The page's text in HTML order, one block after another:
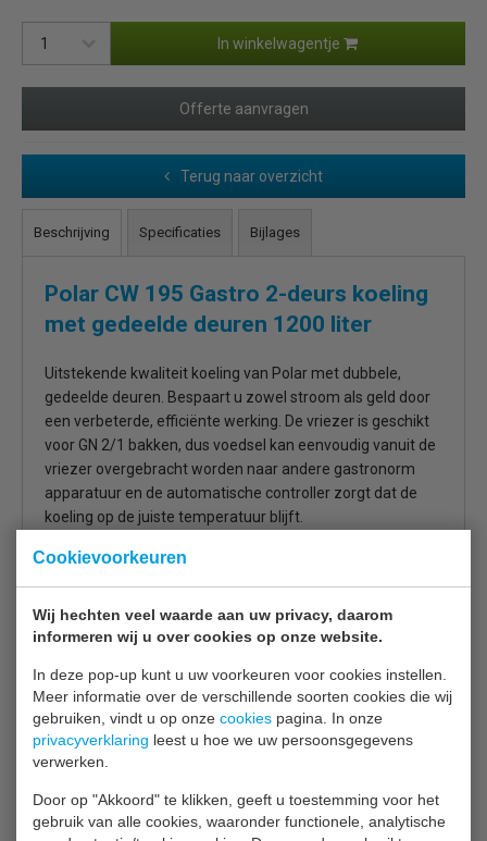
Cookievoorkeuren
Wij hechten veel waarde aan uw privacy, daarom
informeren wij u over cookies op onze website.
In deze pop-up kunt u uw voorkeuren voor cookies instellen.
Meer informatie over de verschillende soorten cookies die wij
gebruiken, vindt u op onze cookies pagina. In onze
privacyverklaring leest u hoe we uw persoonsgegevens
verwerken.
Door op "Akkoord" te klikken, geeft u toestemming voor het
gebruik van alle cookies, waaronder functionele, analytische
In winkelwagentje
Offerte aanvragen
Terug naar overzicht
Beschrijving Specificaties Bijlages
Polar CW 195 Gastro 2-deurs koeling
met gedeelde deuren 1200 liter
Uitstekende kwaliteit koeling van Polar met dubbele,
gedeelde deuren. Bespaart u zowel stroom als geld door
een verbeterde, efficiënte werking. De vriezer is geschikt
voor GN 2/1 bakken, dus voedsel kan eenvoudig vanuit de
vriezer overgebracht worden naar andere gastronorm
apparatuur en de automatische controller zorgt dat de
koeling op de juiste temperatuur blijft.
Polar G-serie keukenkoelingen zijn ontworpen voor
dagelijks gebruik in professionele keukens. Ze hebben een
sterke, duurzame constructie met hoogwaardige
compressoren. De G-serie is de perfecte keus als u een
leveren, ook bij vaak openen en sluiten. De G-serie
functioneert optimaal bij een omgevingstemperatuur tot
32°C.
Ventilator ondersteund
6 verstelbare roosters en een 2 bodemroosters